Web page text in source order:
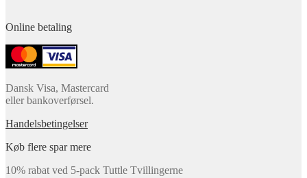
Online betaling
Dansk Visa, Mastercard
eller bankoverførsel.
Handelsbetingelser
Køb flere spar mere
10% rabat ved 5-pack Tuttle Tvillingerne